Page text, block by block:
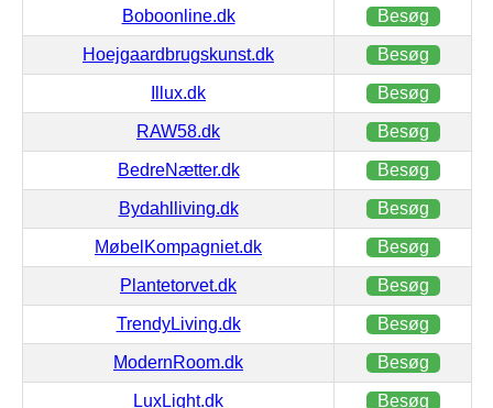
Boboonline.dk Besøg
Hoejgaardbrugskunst.dk Besøg
Illux.dk Besøg
RAW58.dk Besøg
BedreNætter.dk Besøg
Bydahlliving.dk Besøg
MøbelKompagniet.dk Besøg
Plantetorvet.dk Besøg
TrendyLiving.dk Besøg
ModernRoom.dk Besøg
LuxLight.dk Besøg